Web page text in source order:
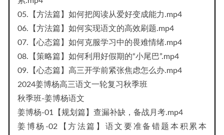
05.【方法篇】如何把阅读从爱好变成能力.mp4
06.【方法篇】如何实现语文的高效刷题.mp4
07.【心态篇】如何克服学习中的畏难情绪.mp4
08.【策略篇】如何利用好假期的“小尾巴”.mp4
09.【心态篇】高三开学前紧张焦虑怎么办.mp4
2024姜博杨高三语文一轮复习秋季班
秋季班-姜博杨语文
姜博杨-01【规划篇】查漏补缺，备战月考.mp4
姜博杨-02【方法篇】语文要准备错题本积累本